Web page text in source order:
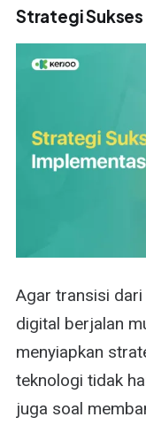
Strategi
Agar transisi
digital berjalan
menyiapkan
teknologi tidak
juga soal